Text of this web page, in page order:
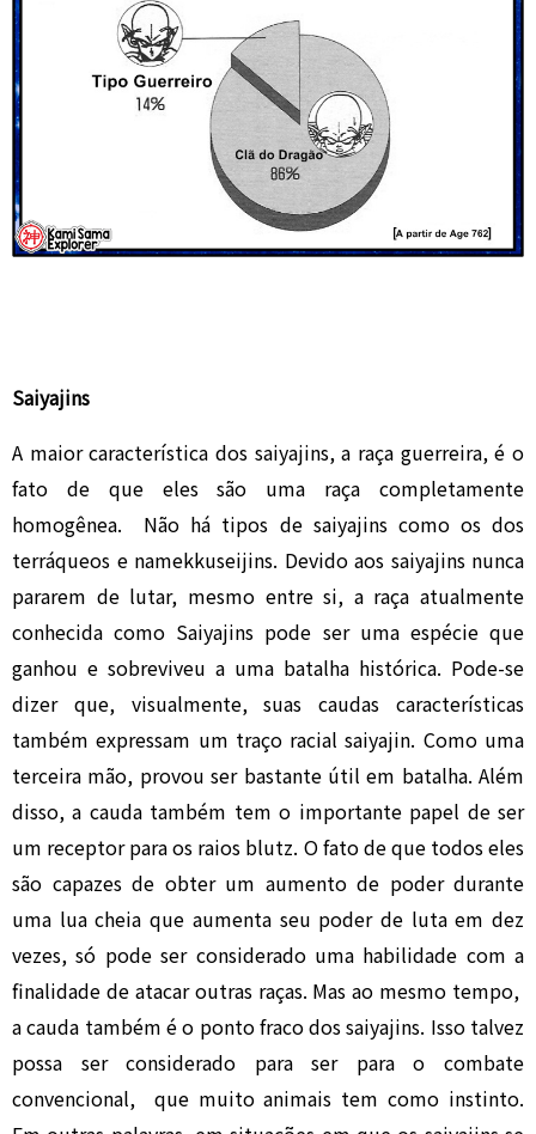
Saiyajins
A maior característica dos saiyajins, a raça guerreira, é o
fato de que eles são uma raça completamente
homogênea. Não há tipos de saiyajins como os dos
terráqueos e namekkuseijins. Devido aos saiyajins nunca
pararem de lutar, mesmo entre si, a raça atualmente
conhecida como Saiyajins pode ser uma espécie que
ganhou e sobreviveu a uma batalha histórica. Pode-se
dizer que, visualmente, suas caudas características
também expressam um traço racial saiyajin. Como uma
terceira mão, provou ser bastante útil em batalha. Além
disso, a cauda também tem o importante papel de ser
um receptor para os raios blutz. O fato de que todos eles
são capazes de obter um aumento de poder durante
uma lua cheia que aumenta seu poder de luta em dez
vezes, só pode ser considerado uma habilidade com a
finalidade de atacar outras raças. Mas ao mesmo tempo,
a cauda também é o ponto fraco dos saiyajins. Isso talvez
possa ser considerado para ser para o combate
convencional, que muito animais tem como instinto.